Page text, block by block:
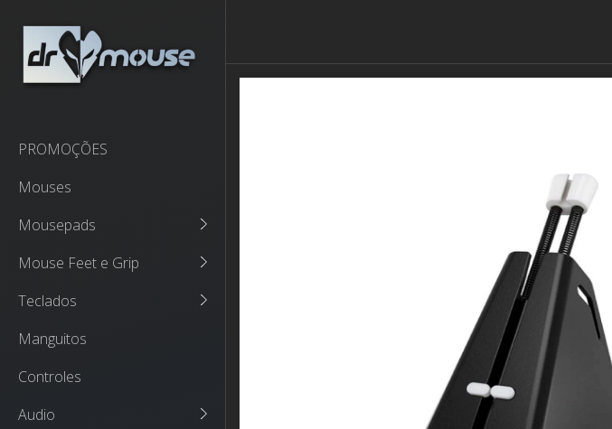
PROMOÇÕES
Mouses
Mousepads
Mouse Feet e Grip
Teclados
Manguitos
Controles
Audio